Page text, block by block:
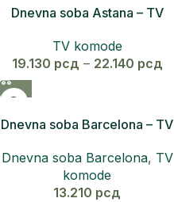
Dnevna soba Astana – TV
TV komode
19.130 рсд – 22.140 рсд
Dnevna soba Barcelona – TV
Dnevna soba Barcelona, TV
komode
13.210 рсд